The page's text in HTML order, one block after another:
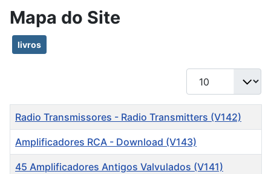
Mapa do Site
livros
Mostrar #
Título
Radio Transmissores - Radio Transmitters (V142)
Amplificadores RCA - Download (V143)
45 Amplificadores Antigos Valvulados (V141)